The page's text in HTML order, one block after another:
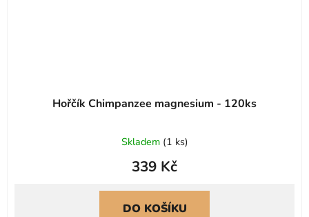
Hořčík Chimpanzee magnesium - 120ks
Skladem (1 ks)
339 Kč
DO KOŠÍKU